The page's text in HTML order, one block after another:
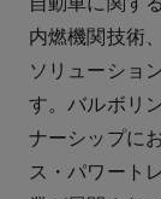
自動車に関す
内燃機関技術
ソリューショ
す。バルボリ
ナーシップに
ス・パワート